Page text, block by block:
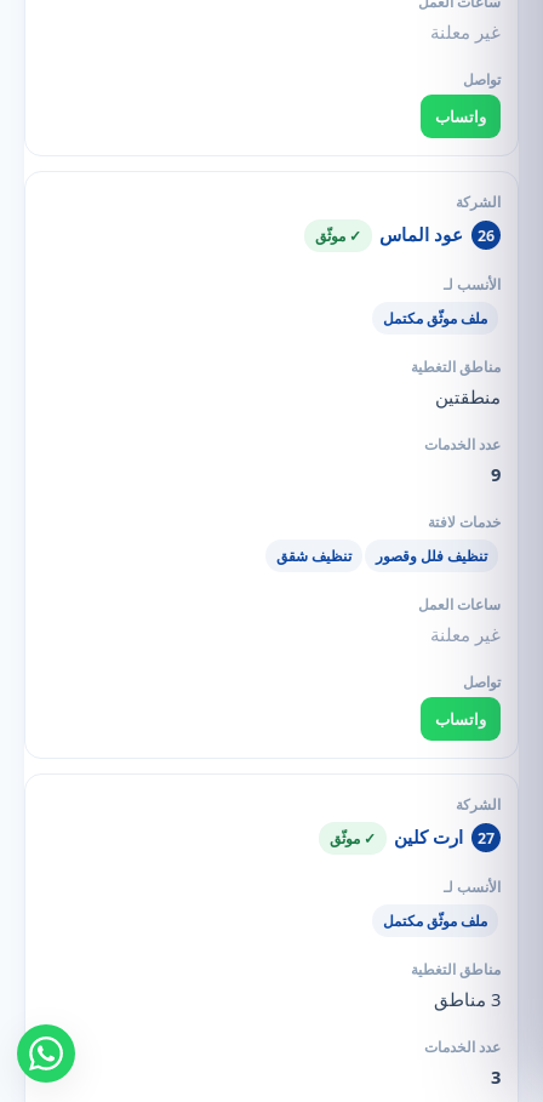
غير معلنة
واتساب
26 عود الماس ✓ موثّق
ملف موثّق مكتمل
منطقتين
9
تنظيف فلل وقصور تنظيف شقق
غير معلنة
واتساب
27 ارت كلين ✓ موثّق
ملف موثّق مكتمل
3 مناطق
3